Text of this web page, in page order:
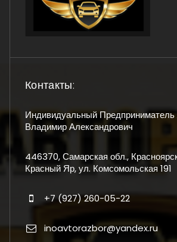
Контакты:
Индивидуальный
Владимир Александрович
446370, Самарская обл.,
Красный Яр, ул. Комсомольская 191
+7 (927) 260-05-22
inoavtorazbor@yandex.ru